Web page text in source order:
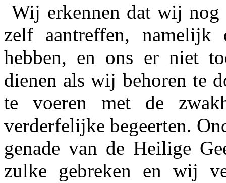
Wij erkennen dat wij
zelf aantreffen,
hebben, en ons er niet
dienen als wij behoren te
te voeren met de
verderfelijke begeerten.
genade van de Heilige
zulke gebreken en wij